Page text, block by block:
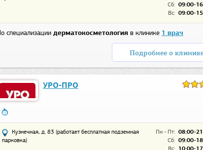
Сб: 09:00-
Вс: 09:00-
специализации дерматокосметология в клинике 1 врач
Подробнее о
УРО-ПРО
Пн - Пт: 08:00-
Сб: 09:00-
Вс: 10:00-
Кузнечная, д. 83 (работает бесплатная подземная
парковка)